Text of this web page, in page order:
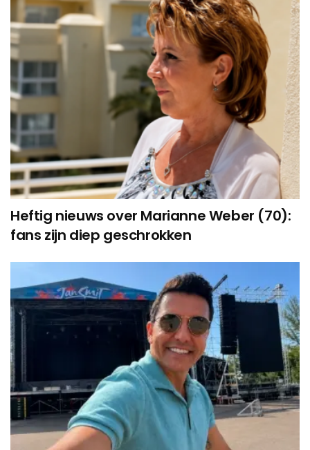
Heftig nieuws over Marianne Weber (70):
fans zijn diep geschrokken